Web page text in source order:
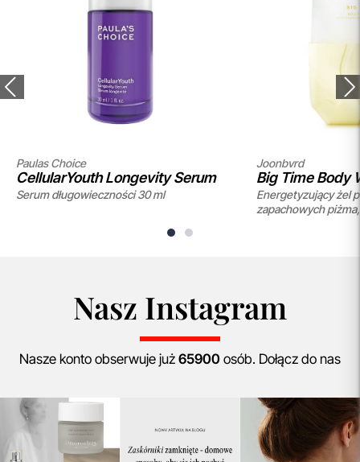
Paulas Choice
CellularYouth Longevity Serum
Serum długowieczności 30 ml
Joonbyrd
Big Time Body
Energetyzujący żel
zapachowych
Nasz Instagram
Nasze konto obserwuje już 65900 osób. Dołącz do nas